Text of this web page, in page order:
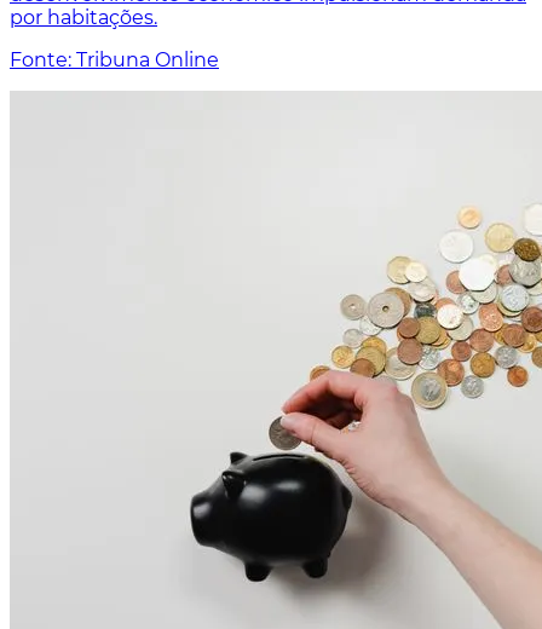
por habitações.
Fonte: Tribuna Online